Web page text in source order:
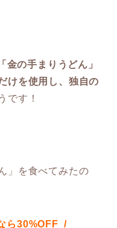
「金の手まりうどん」
けを使用し、独自の
です！
」を食べてみたの
ら30%OFF /